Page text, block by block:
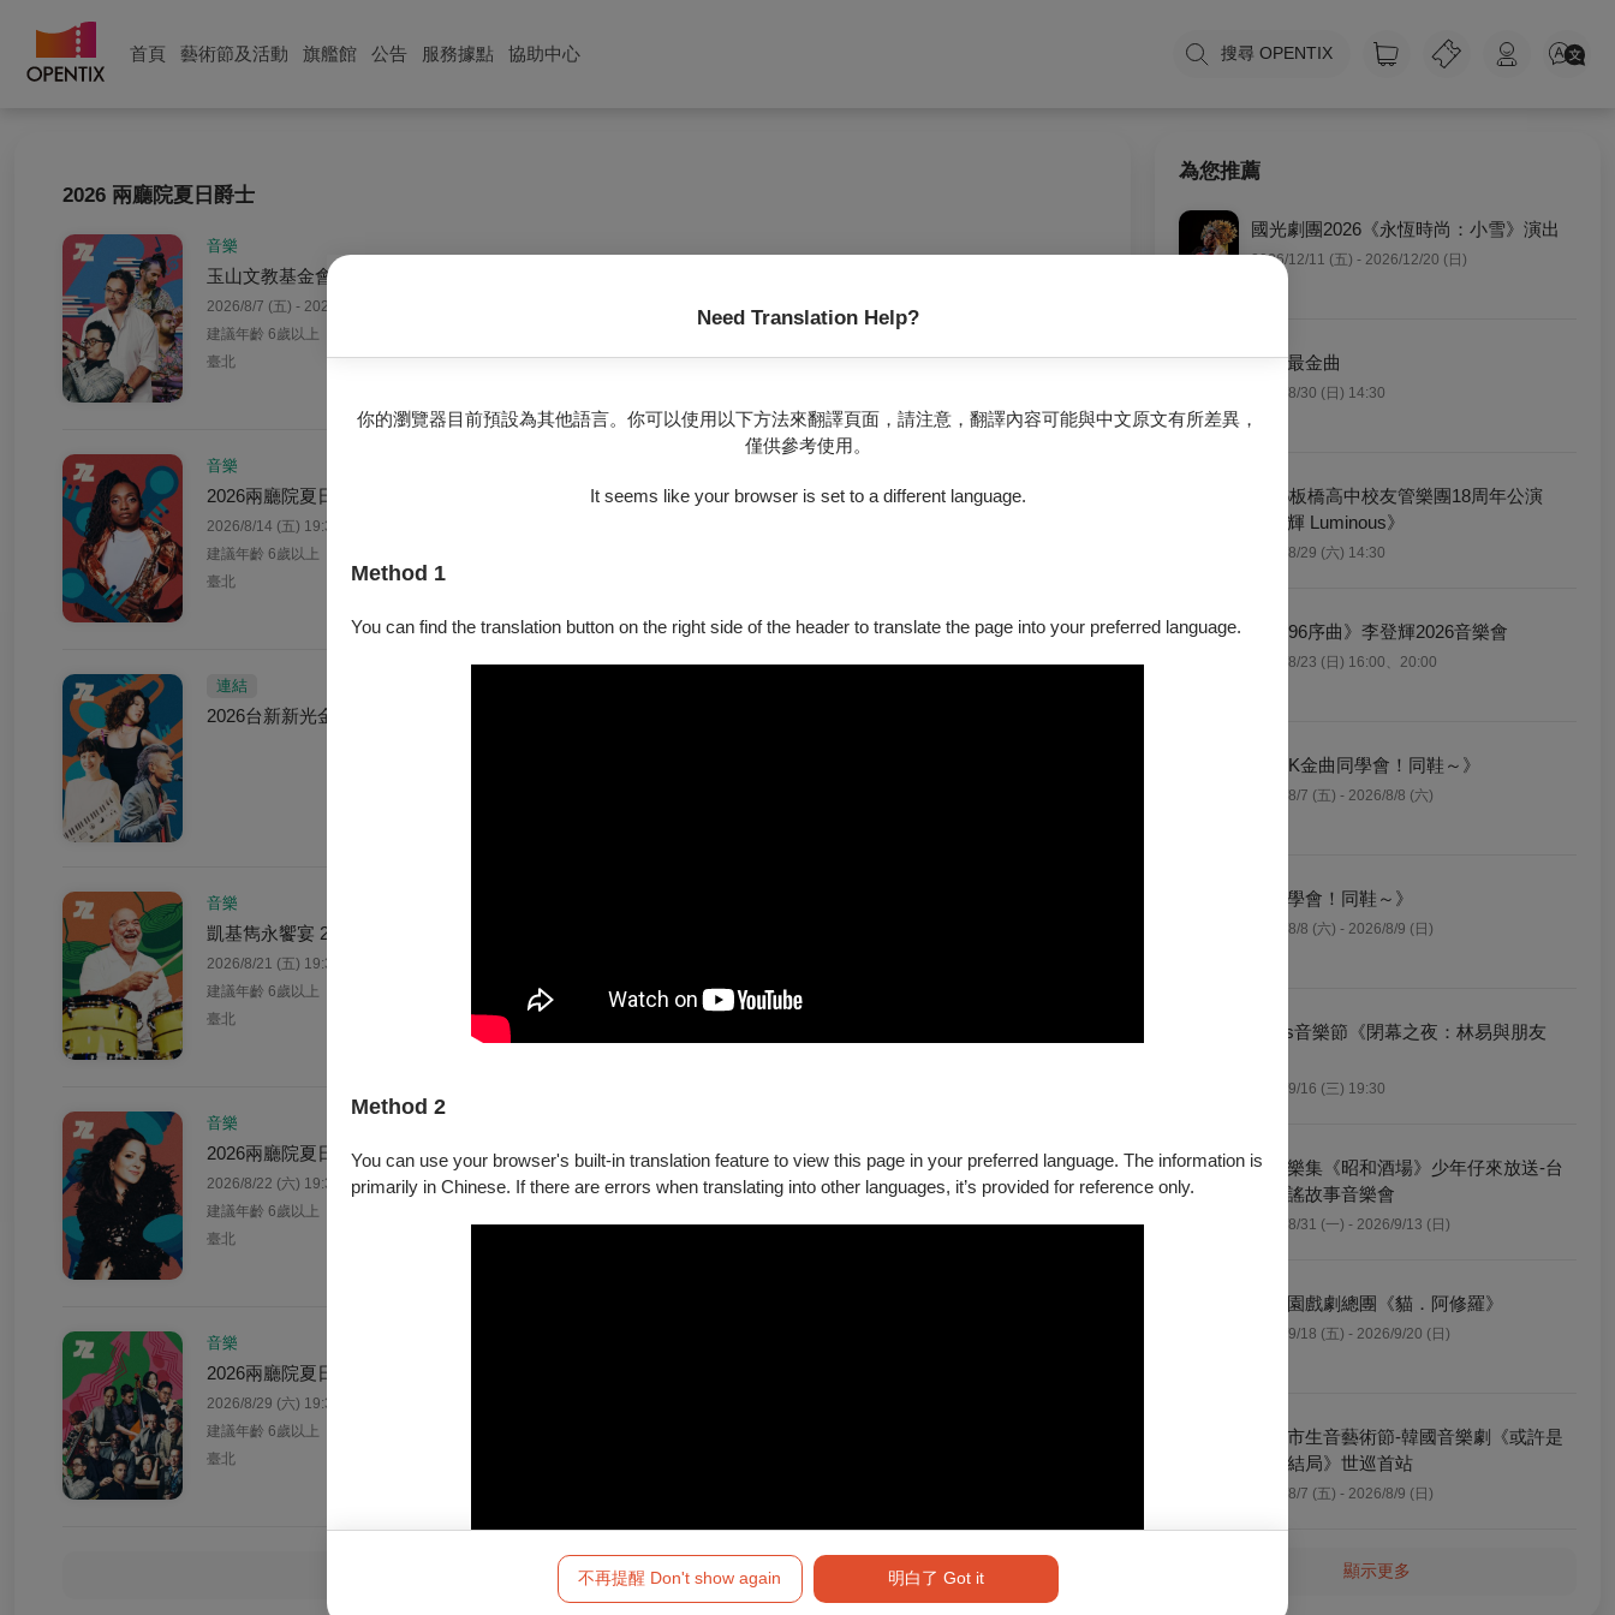
首頁 藝術節及活動 旗艦館 公告 服務據點 協助中心 搜尋 OPENTIX
Need Translation Help?
你的瀏覽器目前預設為其他語言。你可以使用以下方法來翻譯頁面，請注意，翻譯內容可能與中文原文有所差異，
僅供參考使用。
It seems like your browser is set to a different language.
Method 1
You can find the translation button on the right side of the header to translate the page into your preferred language.
Method 2
You can use your browser's built-in translation feature to view this page in your preferred language. The information is
primarily in Chinese. If there are errors when translating into other languages, it’s provided for reference only.
不再提醒 Don't show again 明白了 Got it
2026 兩廳院夏日爵士
音樂
玉山文教基金會輕鬆自在場 2026兩廳院夏日爵士童樂會《節奏千層麵》
2026/8/7 (五) - 2026/8/9 (日)
建議年齡 6歲以上
臺北
音樂
2026兩廳院夏日爵士 雷琪夏．班傑明爵士四重奏《浴火重生》
2026/8/14 (五) 19:30
建議年齡 6歲以上
臺北
連結
2026台新新光金控兩廳院夏日爵士戶外派對
音樂
凱基雋永饗宴 2026兩廳院夏日爵士 彼得．厄斯金爵士五重奏《空中漫步》
2026/8/21 (五) 19:30
建議年齡 6歲以上
臺北
$600 - $2,500
音樂
2026兩廳院夏日爵士 妮可．茱萊提斯演唱會
2026/8/22 (六) 19:30
建議年齡 6歲以上
臺北
音樂
2026兩廳院夏日爵士節慶樂團《菜鳥與布朗尼》
2026/8/29 (六) 19:30
建議年齡 6歲以上
臺北
已經到底了！
為您推薦
國光劇團2026《永恆時尚：小雪》演出
2026/12/11 (五) - 2026/12/20 (日)
交響最金曲
2026/8/30 (日) 14:30
2026板橋高中校友管樂團18周年公演
《島輝 Luminous》
2026/8/29 (六) 14:30
《1996序曲》李登輝2026音樂會
2026/8/23 (日) 16:00、20:00
《24K金曲同學會！同鞋～》
2026/8/7 (五) - 2026/8/8 (六)
《同學會！同鞋～》
2026/8/8 (六) - 2026/8/9 (日)
Opus音樂節《閉幕之夜：林易與朋友
2026/9/16 (三) 19:30
六藝樂集《昭和酒場》少年仔來放送-台
日歌謠故事音樂會
2026/8/31 (一) - 2026/9/13 (日)
明華園戲劇總團《貓．阿修羅》
2026/9/18 (五) - 2026/9/20 (日)
新北市生音藝術節-韓國音樂劇《或許是
美好結局》世巡首站
2026/8/7 (五) - 2026/8/9 (日)
顯示更多